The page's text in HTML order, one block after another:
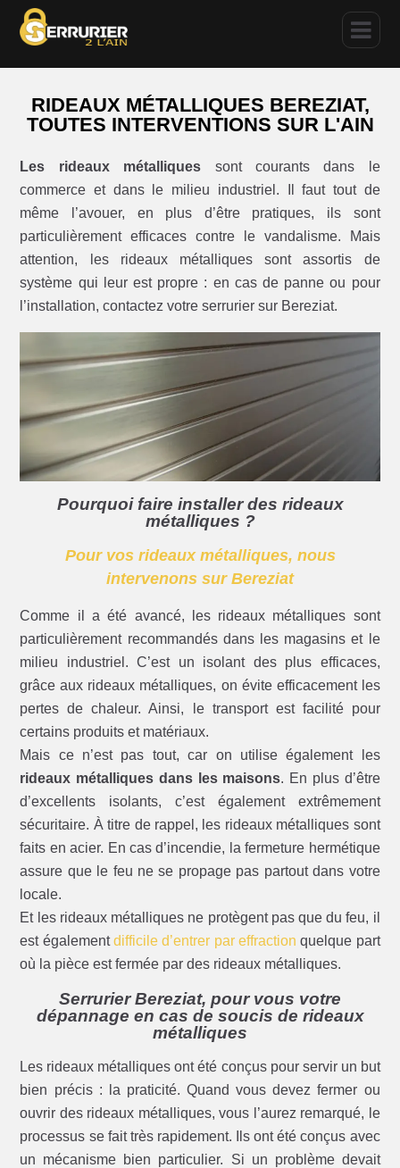
RIDEAUX MÉTALLIQUES BEREZIAT,
TOUTES INTERVENTIONS SUR L'AIN
Les rideaux métalliques sont courants dans le
commerce et dans le milieu industriel. Il faut tout de
même l’avouer, en plus d’être pratiques, ils sont
particulièrement efficaces contre le vandalisme. Mais
attention, les rideaux métalliques sont assortis de
système qui leur est propre : en cas de panne ou pour
l’installation, contactez votre serrurier sur Bereziat.
Pourquoi faire installer des rideaux
métalliques ?
Pour vos rideaux métalliques, nous
intervenons sur Bereziat
Comme il a été avancé, les rideaux métalliques sont
particulièrement recommandés dans les magasins et le
milieu industriel. C’est un isolant des plus efficaces,
grâce aux rideaux métalliques, on évite efficacement les
pertes de chaleur. Ainsi, le transport est facilité pour
certains produits et matériaux.
Mais ce n’est pas tout, car on utilise également les
rideaux métalliques dans les maisons. En plus d’être
d’excellents isolants, c’est également extrêmement
sécuritaire. À titre de rappel, les rideaux métalliques sont
faits en acier. En cas d’incendie, la fermeture hermétique
assure que le feu ne se propage pas partout dans votre
locale.
Et les rideaux métalliques ne protègent pas que du feu, il
est égalementdifficile d’entrer par effraction quelque part
où la pièce est fermée par des rideaux métalliques.
Serrurier Bereziat, pour vous votre
dépannage en cas de soucis de rideaux
métalliques
Les rideaux métalliques ont été conçus pour servir un but
bien précis : la praticité. Quand vous devez fermer ou
ouvrir des rideaux métalliques, vous l’aurez remarqué, le
processus se fait très rapidement. Ils ont été conçus avec
un mécanisme bien particulier. Si un problème devait